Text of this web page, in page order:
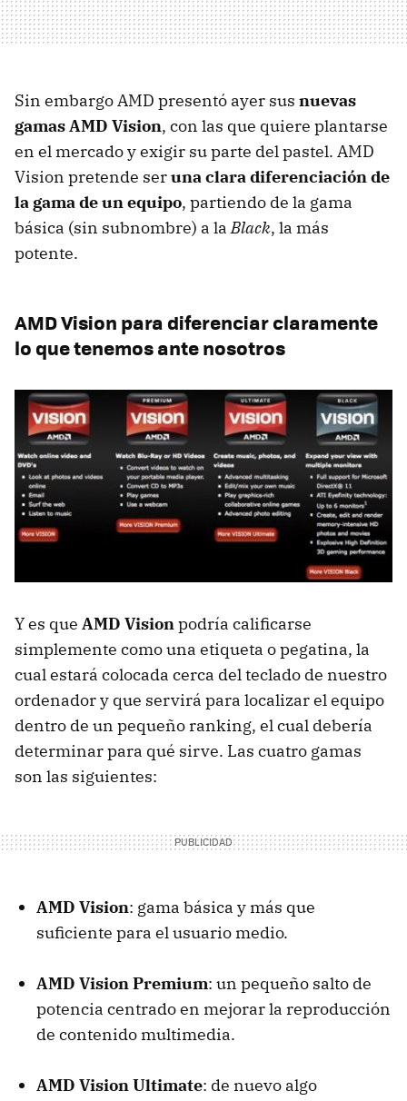
Sin embargoAMD presentó ayer sus nuevas
gamasAMD Vision, con las que quiere plantarse
en el mercado y exigir su parte del pastel. AMD
Vision pretende seruna clara diferenciación de
la gama de un equipo, partiendo de la gama
básica (sin subnombre) a laBlack, la más
potente.
AMDVision para diferenciar claramente
lo que tenemos ante nosotros
Y es que AMD Visionpodría calificarse
simplemente como una etiqueta o pegatina, la
cual estará colocada cerca del teclado de nuestro
ordenador y que servirá para localizar el equipo
dentro de un pequeño ranking, el cual debería
determinar para qué sirve. Las cuatro gamas
son las siguientes:
AMD Vision: gama básica y más que
suficiente para el usuario medio.
AMD Vision Premium: un pequeño salto de
potencia centrado en mejorar la reproducción
de contenido multimedia.
AMD Vision Ultimate: de nuevo algo